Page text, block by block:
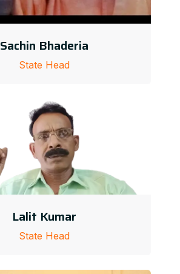
Sachin Bhaderia
State Head
Lalit Kumar
State Head